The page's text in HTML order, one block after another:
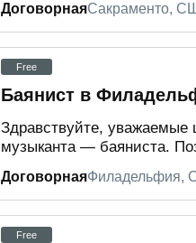
ДоговорнаяСакраменто,
Free
Баянист в
Здравствуйте, уважаемые
музыканта — баяниста.
ДоговорнаяФиладельфия,
Free